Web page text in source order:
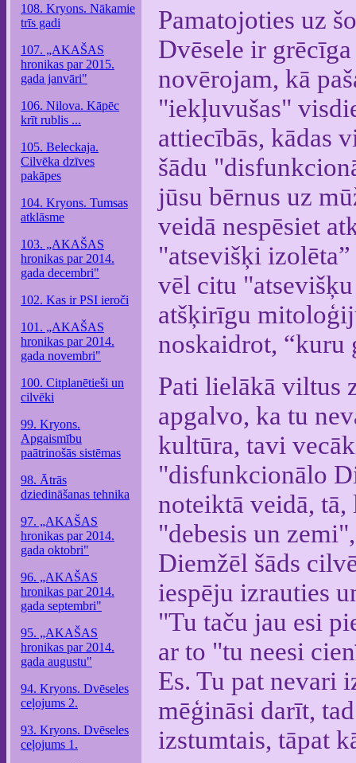
108. Kryons. Nākamie
trīs gadi
107. „AKAŠAS
hronikas par 2015.
gada janvāri"
106. Nilova. Kāpēc
krīt rublis ...
105. Beleckaja.
Cilvēka dzīves
pakāpes
104. Kryons. Tumsas
atklāsme
103. „AKAŠAS
hronikas par 2014.
gada decembri"
102. Kas ir PSI ieroči
101. „AKAŠAS
hronikas par 2014.
gada novembri"
100. Citplanētieši un
cilvēki
99. Kryons.
Apgaismību
paātrinošās sistēmas
98. Ātrās
dziedināšanas tehnika
97. „AKAŠAS
hronikas par 2014.
gada oktobri"
96. „AKAŠAS
hronikas par 2014.
gada septembri"
95. „AKAŠAS
hronikas par 2014.
gada augustu"
94. Kryons. Dvēseles
ceļojums 2.
93. Kryons. Dvēseles
ceļojums 1.
Pamatojoties uz
Dvēsele ir
novērojam, kā
"iekļuvušas"
attiecībās, kādas
šādu
jūsu bērnus uz
veidā nespēsiet
"atsevišķi
vēl citu
atšķirīgu
noskaidrot,
Pati lielākā viltus
apgalvo, ka tu
kultūra, tavi
"disfunkcionālo
noteiktā veidā,
"debesis un
Diemžēl šāds
iespēju izrauties
"Tu taču jau esi
ar to "tu neesi
Es. Tu pat nevari
mēģināsi darīt,
izstumtais, tāpat